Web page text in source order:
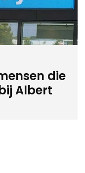
die
Albert